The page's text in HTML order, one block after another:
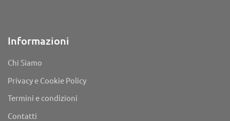
Informazioni
Chi Siamo
Privacy e Cookie Policy
Termini e condizioni
Contatti